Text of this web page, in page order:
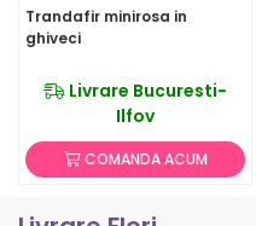
Trandafir minirosa in
ghiveci
Livrare Bucuresti-
Ilfov
COMANDA ACUM